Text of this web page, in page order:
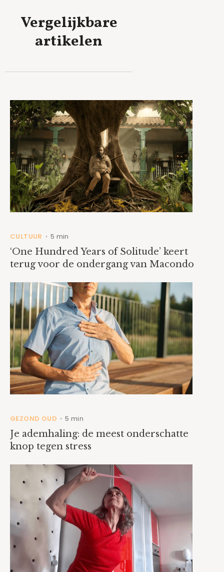
Vergelijkbare
artikelen
CULTUUR • 5 min
‘One Hundred Years of Solitude’ keert
terug voor de ondergang van Macondo
GEZOND OUD • 5 min
Je ademhaling: de meest onderschatte
knop tegen stress